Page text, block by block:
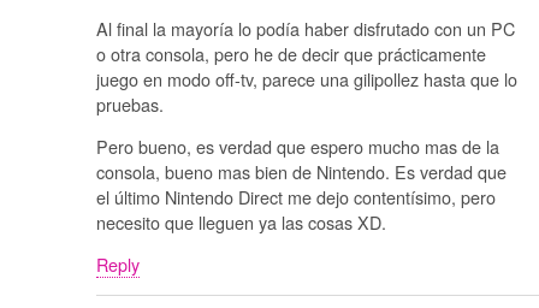
Al final la mayoría lo podía haber disfrutado con un PC
o otra consola, pero he de decir que prácticamente
juego en modo off-tv, parece una gilipollez hasta que lo
pruebas.
Pero bueno, es verdad que espero mucho mas de la
consola, bueno mas bien de Nintendo. Es verdad que
el último Nintendo Direct me dejo contentísimo, pero
necesito que lleguen ya las cosas XD.
Reply